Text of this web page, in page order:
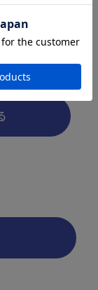
じることがあり
してください。